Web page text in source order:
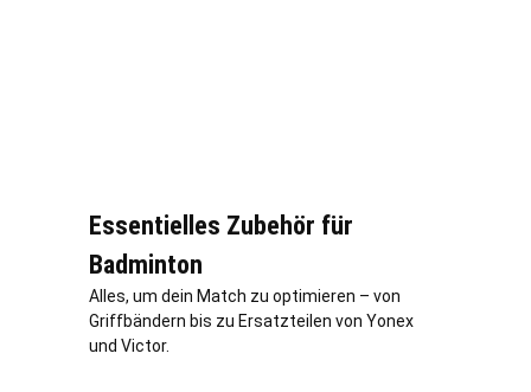
Essentielles Zubehör für
Badminton
Alles, um dein Match zu optimieren – von
Griffbändern bis zu Ersatzteilen von Yonex
und Victor.